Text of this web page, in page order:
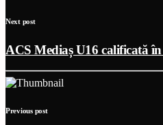
Next post
ACS Mediaș U16 calificată
Previous post